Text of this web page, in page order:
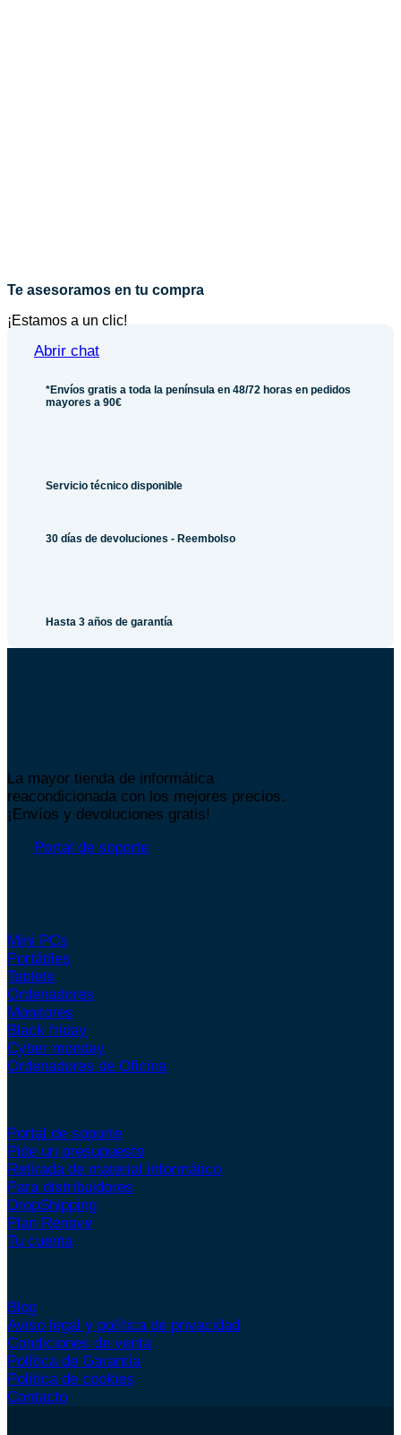
Te asesoramos en tu compra
¡Estamos a un clic!
Abrir chat
*Envíos gratis a toda la península en 48/72 horas en pedidos
mayores a 90€
Servicio técnico disponible
30 días de devoluciones - Reembolso
Hasta 3 años de garantía
La mayor tienda de informática
reacondicionada con los mejores precios.
¡Envíos y devoluciones gratis!
Portal de soporte
Mini PCs
Portátiles
Tablets
Ordenadores
Monitores
Black friday
Cyber monday
Ordenadores de Oficina
Portal de soporte
Pide un presupuesto
Retirada de material informático
Para distribuidores
DropShipping
Plan Renove
Tu cuenta
Blog
Aviso legal y política de privacidad
Condiciones de venta
Política de Garantía
Política de cookies
Contacto